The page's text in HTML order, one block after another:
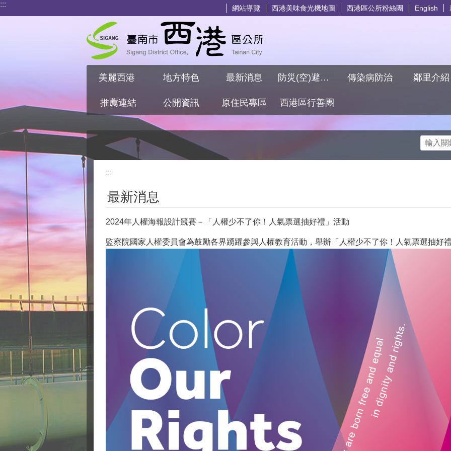
跳到主要內容區塊
::: 網站導覽 西港美味食光機地圖 西港區公所粉絲團 English
美麗西港 地方特色 最新消息 防災(空)避難專區 傳染病防治 鄰里介
推薦連結 公開資訊 原住民專區 西港區行善團
搜尋
:::
最新消息
2024年人權海報設計競賽－「人權少不了你！人氣票選抽好禮」活動
監察院國家人權委員會為鼓勵各界踴躍參與人權教育活動，舉辦「人權少不了你！人氣票選抽好